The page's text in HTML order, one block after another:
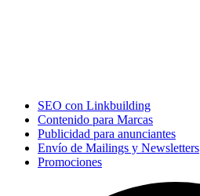
SEO con Linkbuilding
Contenido para Marcas
Publicidad para anunciantes
Envío de Mailings y Newsletters
Promociones